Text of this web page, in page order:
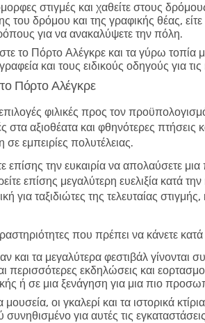
στιγμές και χαθείτε στους
του δρόμου και της γραφικής θέας,
για να ανακαλύψετε την πόλη.
το Πόρτο Αλέγκρε και τα γύρω τοπία
και τους ειδικούς οδηγούς για
Πόρτο Αλέγκρε
φιλικές προς τον
στα αξιοθέατα και φθηνότερες
εμπειρίες πολυτέλειας.
επίσης την ευκαιρία να απολαύσετε
επίσης μεγαλύτερη ευελιξία κατά
για ταξιδιώτες της τελευταίας
που πρέπει να κάνετε
αν και τα μεγαλύτερα φεστιβάλ
περισσότερες εκδηλώσεις και
ή σε μια ξενάγηση για μια πιο
μουσεία, οι γκαλερί και τα ιστορικά
συνηθισμένο για αυτές τις